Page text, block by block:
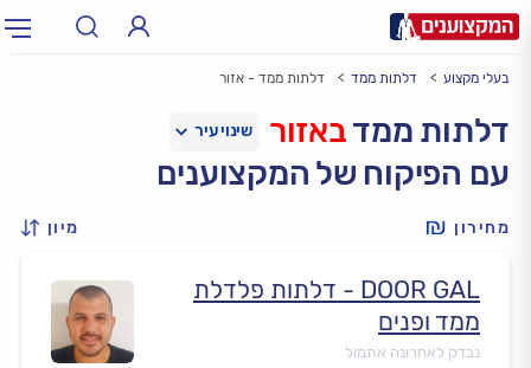
עירעיר: תל אביב, חיפה…
בעלי מקצוע דלתות ממד דלתות ממד - אזור
דלתות ממדבאזור
עם הפיקוח של המקצוענים
מחירון מיון
DOOR GAL - דלתות פלדלת
ממד ופנים
נבדק לאחרונה אתמול